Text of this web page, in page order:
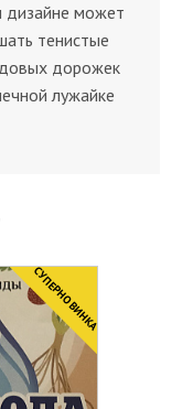
дизайне может
тенистые
дорожек
лужайке
CУПЕРНОВИНКА